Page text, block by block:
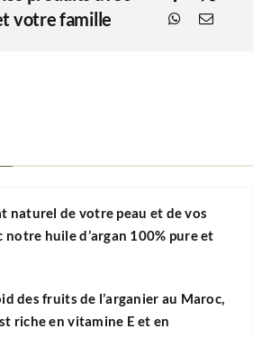
naturel de votre peau et de vos
notre huile d’argan 100% pure et
des fruits de l’arganier au Maroc,
riche en vitamine E et en
votre famille